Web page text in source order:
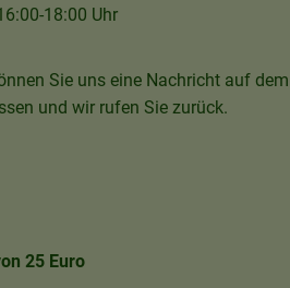
18:00 Uhr
Sie uns eine Nachricht auf dem
und wir rufen Sie zurück.
25 Euro